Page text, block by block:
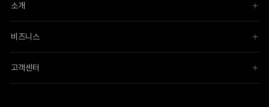
소개
비즈니스
고객센터